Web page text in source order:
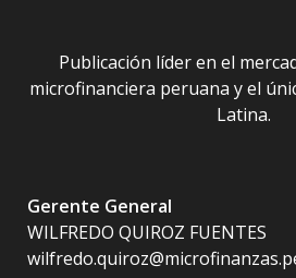
Publicación líder en el
microfinanciera peruana y el
Latina.
Gerente General
WILFREDO QUIROZ FUENTES